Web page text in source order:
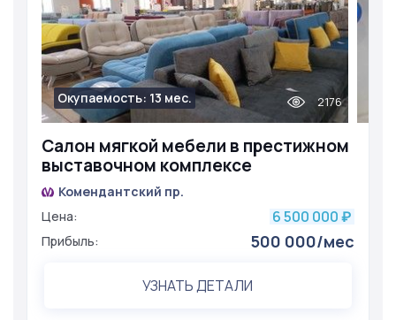
Салон мягкой мебели в престижном
выставочном комплексе
Окупаемость: 13 мес. 2176
Комендантский пр.
Цена:
6 500 000 ₽
Прибыль: 500 000/мес
УЗНАТЬ ДЕТАЛИ